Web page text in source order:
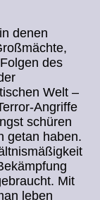
denen
des
Welt –
Angriffe
schüren
getan haben.
Mit
leben